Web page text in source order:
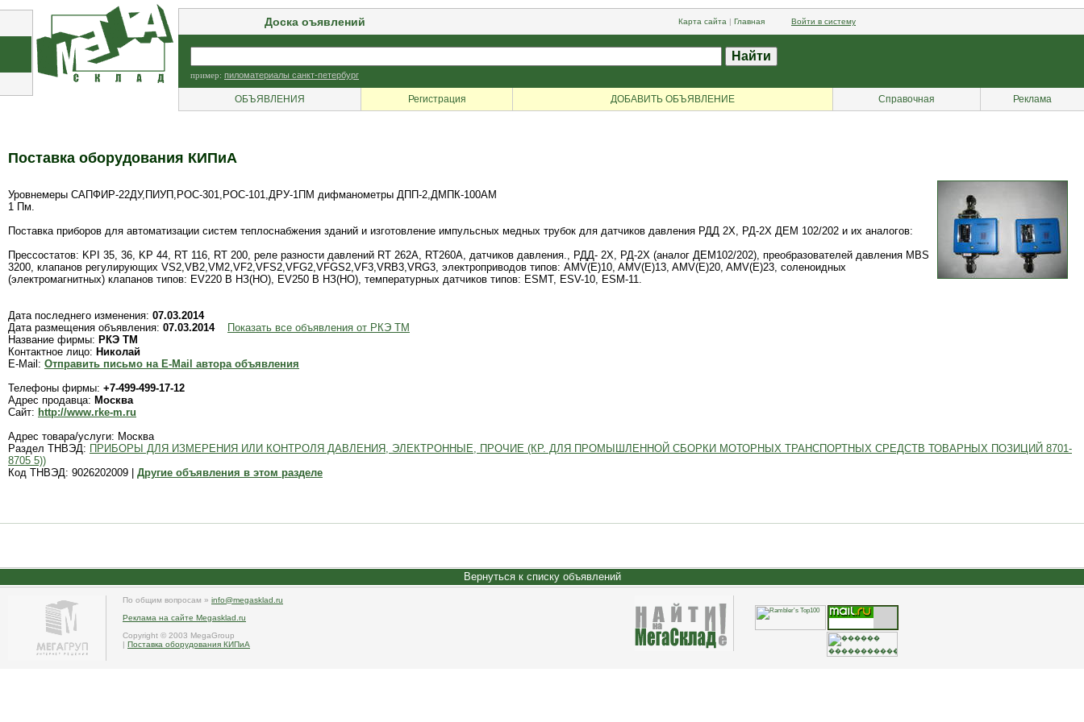
Доска оъявлений Карта сайта | Главная Войти в систему
пример: пиломатериалы санкт-петербург
ОБЪЯВЛЕНИЯ Регистрация ДОБАВИТЬ ОБЪЯВЛЕНИЕ Справочная Реклама
Поставка оборудования КИПиА
Уровнемеры САПФИР-22ДУ,ПИУП,РОС-301,РОС-101,ДРУ-1ПМ дифманометры ДПП-2,ДМПК-100АМ
1 Пм.
Поставка приборов для автоматизации систем теплоснабжения зданий и изготовление импульсных медных трубок для датчиков давления РДД 2Х, РД-2Х ДЕМ 102/202 и их аналогов:
Прессостатов: KPI 35, 36, KP 44, RT 116, RT 200, реле разности давлений RT 262A, RT260A, датчиков давления., РДД- 2Х, РД-2Х (аналог ДЕМ102/202), преобразователей давления MBS
3200, клапанов регулирующих VS2,VB2,VM2,VF2,VFS2,VFG2,VFGS2,VF3,VRB3,VRG3, электроприводов типов: AMV(E)10, AMV(E)13, AMV(E)20, AMV(E)23, соленоидных
(электромагнитных) клапанов типов: EV220 B НЗ(НО), EV250 B НЗ(НО), температурных датчиков типов: ESMT, ESV-10, ESM-11.
Дата последнего изменения: 07.03.2014
Дата размещения объявления: 07.03.2014
Показать все объявления от РКЭ ТМ
Название фирмы: РКЭ ТМ
Контактное лицо: Николай
E-Mail: Отправить письмо на E-Mail автора объявления
Телефоны фирмы: +7-499-499-17-12
Адрес продавца: Москва
Сайт: http://www.rke-m.ru
Адрес товара/услуги: Москва
Раздел ТНВЭД: ПРИБОРЫ ДЛЯ ИЗМЕРЕНИЯ ИЛИ КОНТРОЛЯ ДАВЛЕНИЯ, ЭЛЕКТРОННЫЕ, ПРОЧИЕ (КР. ДЛЯ ПРОМЫШЛЕННОЙ СБОРКИ МОТОРНЫХ ТРАНСПОРТНЫХ СРЕДСТВ ТОВАРНЫХ ПОЗИЦИЙ 8701-
8705 5))
Код ТНВЭД: 9026202009 | Другие объявления в этом разделе
Вернуться к списку объявлений
По общим вопросам » info@megasklad.ru
Реклама на сайте Megasklad.ru
Copyright © 2003 MegaGroup
| Поставка оборудования КИПиА